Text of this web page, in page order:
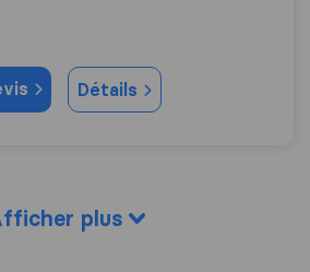
Détails
plus